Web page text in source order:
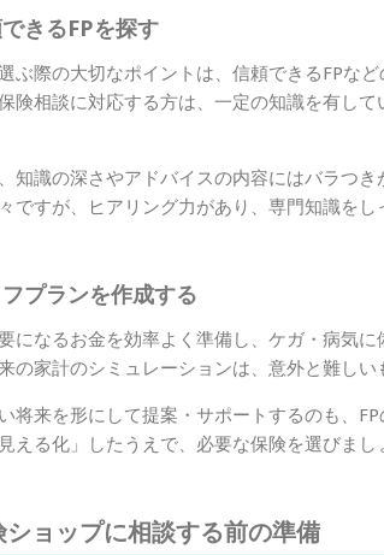
きるFPを探す
ぶ際の大切なポイントは、信頼できるFPな
険相談に対応する方は、一定の知識を有して
知識の深さやアドバイスの内容にはバラつ
ですが、ヒアリング力があり、専門知識をし
プランを作成する
になるお金を効率よく準備し、ケガ・病気
の家計のシミュレーションは、意外と難しい
将来を形にして提案・サポートするのも、
える化」したうえで、必要な保険を選びまし
ショップに相談する前の準備